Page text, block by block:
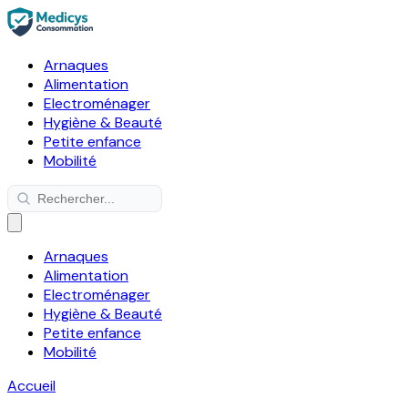
Arnaques
Alimentation
Electroménager
Hygiène & Beauté
Petite enfance
Mobilité
Arnaques
Alimentation
Electroménager
Hygiène & Beauté
Petite enfance
Mobilité
Accueil